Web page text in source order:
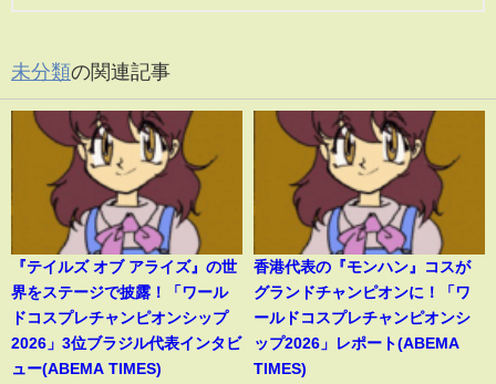
未分類の関連記事
『テイルズ オブ アライズ』の世
界をステージで披露！「ワール
ドコスプレチャンピオンシップ
2026」3位ブラジル代表インタビ
ュー(ABEMA TIMES)
香港代表の『モンハン』コスが
グランドチャンピオンに！「ワ
ールドコスプレチャンピオンシ
ップ2026」レポート(ABEMA
TIMES)